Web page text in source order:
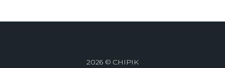
2026 © CHIPIK